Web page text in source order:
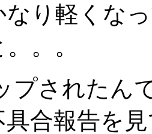
なり軽くな
。。
プされたん
具合報告を